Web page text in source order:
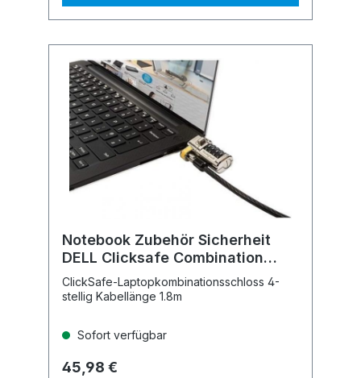
Notebook Zubehör Sicherheit
DELL Clicksafe Combination
Lock
ClickSafe-Laptopkombinationsschloss 4-
stellig Kabellänge 1.8m
Sofort verfügbar
45,98 €